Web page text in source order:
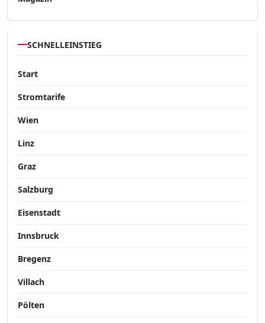
SCHNELLEINSTIEG
Start
Stromtarife
Wien
Linz
Graz
Salzburg
Eisenstadt
Innsbruck
Bregenz
Villach
Pölten